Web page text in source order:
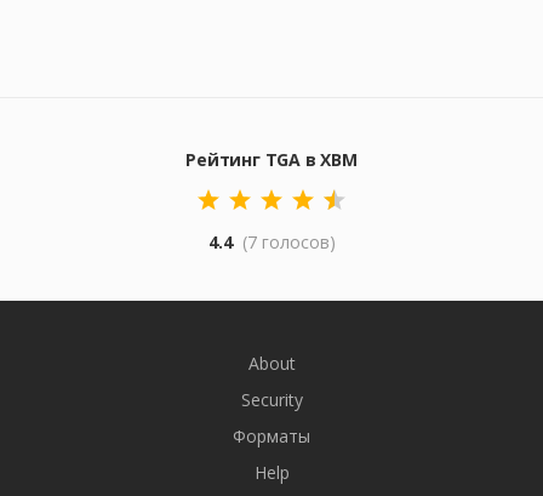
Рейтинг TGA в XBM
4.4 (7 голосов)
About
Security
Форматы
Help